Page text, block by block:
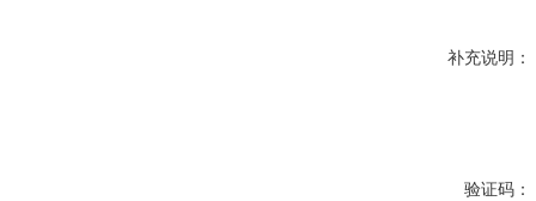
补充说明：
验证码：